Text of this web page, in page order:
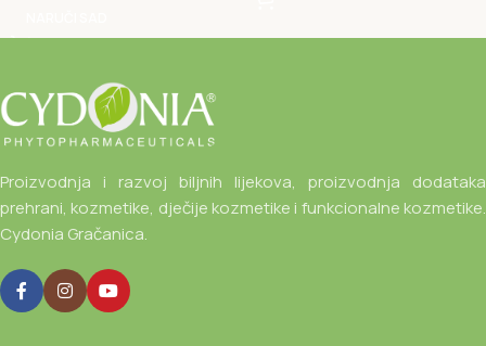
Proizvodnja i razvoj biljnih lijekova, proizvodnja dodataka
prehrani, kozmetike, dječije kozmetike i funkcionalne kozmetike.
Cydonia Gračanica.